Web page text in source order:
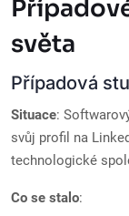
světa
Případová
Situace:
svůj profil na
technologické
Co se stalo: